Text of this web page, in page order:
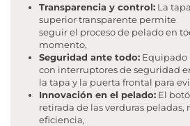
Transparencia y control: La tapa
superior transparente permite
seguir el proceso de pelado en
momento,
Seguridad ante todo: Equipado
con interruptores de seguridad
la tapa y la puerta frontal para
Innovación en el pelado: El
retirada de las verduras peladas,
eficiencia,